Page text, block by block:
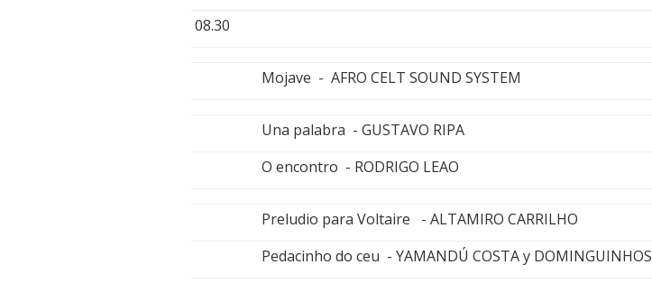
08.30
Mojave - AFRO CELT SOUND SYSTEM
Una palabra - GUSTAVO RIPA
O encontro - RODRIGO LEAO
Preludio para Voltaire - ALTAMIRO CARRILHO
Pedacinho do ceu - YAMANDÚ COSTA y DOMINGUINHOS